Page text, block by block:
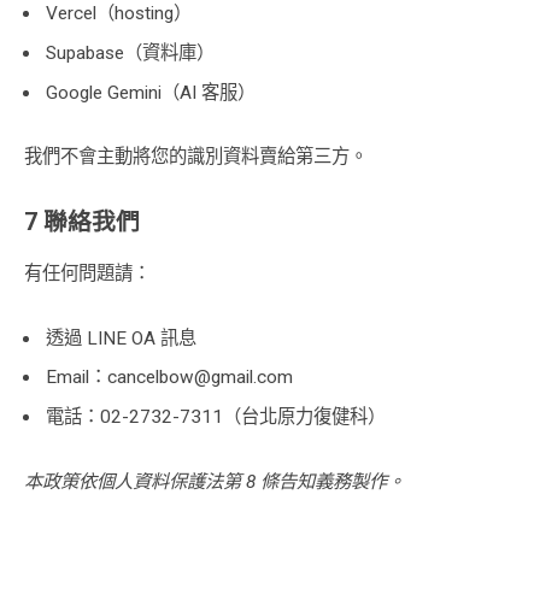
Vercel（hosting）
Supabase（資料庫）
Google Gemini（AI 客服）
我們不會主動將您的識別資料賣給第三方。
7 聯絡我們
有任何問題請：
透過 LINE OA 訊息
Email：cancelbow@gmail.com
電話：02-2732-7311（台北原力復健科）
本政策依個人資料保護法第 8 條告知義務製作。